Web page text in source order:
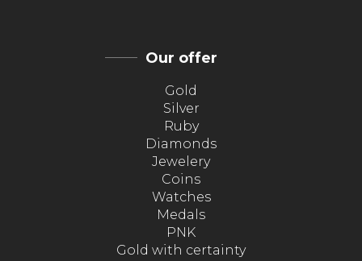
Our offer
Gold
Silver
Ruby
Diamonds
Jewelery
Coins
Watches
Medals
PNK
Gold with certainty